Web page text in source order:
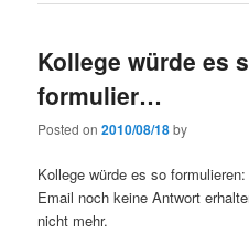
Kollege würde es
formulier…
Posted on2010/08/18by
Kollege würde es so
Email noch keine Antwort
nicht mehr.